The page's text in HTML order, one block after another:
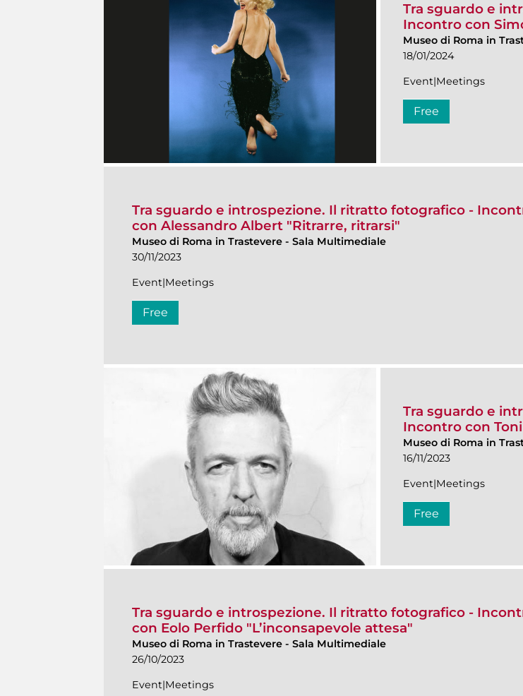
Tra sguardo e
Incontro con
Museo di Roma in
18/01/2024
Event|Meetings
Free
Tra sguardo e introspezione. Il ritratto fotografico -
con Alessandro Albert "Ritrarre, ritrarsi"
Museo di Roma in Trastevere - Sala Multimediale
30/11/2023
Event|Meetings
Free
Tra sguardo e
Incontro con
Museo di Roma in
16/11/2023
Event|Meetings
Free
Tra sguardo e introspezione. Il ritratto fotografico -
con Eolo Perfido "L’inconsapevole attesa"
Museo di Roma in Trastevere - Sala Multimediale
26/10/2023
Event|Meetings